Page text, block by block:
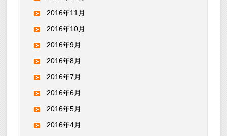
2016年11月
2016年10月
2016年9月
2016年8月
2016年7月
2016年6月
2016年5月
2016年4月